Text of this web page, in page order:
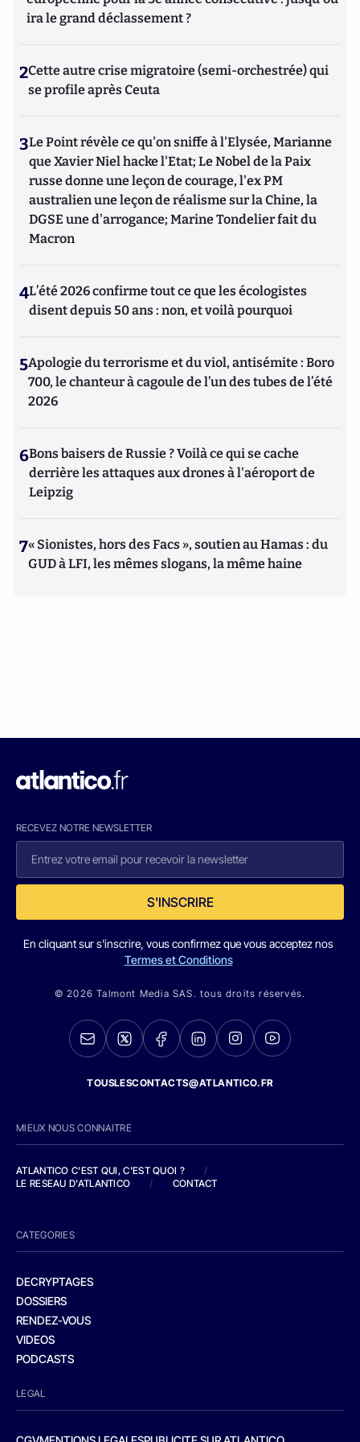
ira le grand déclassement ?
2Cette autre crise migratoire (semi-orchestrée) qui
se profile après Ceuta
3Le Point révèle ce qu'on sniffe à l'Elysée, Marianne
que Xavier Niel hacke l'Etat; Le Nobel de la Paix
russe donne une leçon de courage, l'ex PM
australien une leçon de réalisme sur la Chine, la
DGSE une d'arrogance; Marine Tondelier fait du
Macron
4L’été 2026 confirme tout ce que les écologistes
disent depuis 50 ans : non, et voilà pourquoi
5Apologie du terrorisme et du viol, antisémite : Boro
700, le chanteur à cagoule de l’un des tubes de l’été
2026
6Bons baisers de Russie ? Voilà ce qui se cache
derrière les attaques aux drones à l'aéroport de
Leipzig
7« Sionistes, hors des Facs », soutien au Hamas : du
GUD à LFI, les mêmes slogans, la même haine
RECEVEZ NOTRE NEWSLETTER
S'INSCRIRE
En cliquant sur s'inscrire, vous confirmez que vous acceptez nos
Termes et Conditions
© 2026 Talmont Media SAS. tous droits réservés.
TOUSLESCONTACTS@ATLANTICO.FR
MIEUX NOUS CONNAITRE
ATLANTICO C'EST QUI, C'EST QUOI ?
/
LE RESEAU D'ATLANTICO
/ CONTACT
CATEGORIES
DECRYPTAGES
DOSSIERS
RENDEZ-VOUS
VIDEOS
PODCASTS
LEGAL